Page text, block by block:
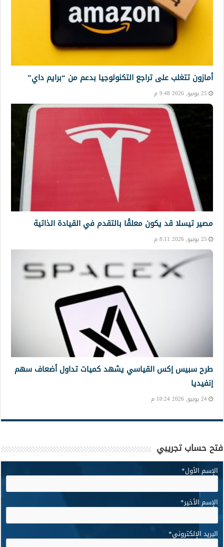
أمازون تتغلب على تراجع التكنولوجيا بدعم من “برايم داي”
25 يونيو, 2026 9:48 م
مصير تيسلا قد يكون معلقًا بالتقدم في القيادة الذاتية
25 يونيو, 2026 8:11 م
طرح سبيس إكس القياسي يشهد كميات تداول أضعاف سهم
إنفيديا
24 يونيو, 2026 10:24 م
فتح حساب تجريبي
الإسم الأول*
الإسم الأخير*
البريد الإلكتروني*